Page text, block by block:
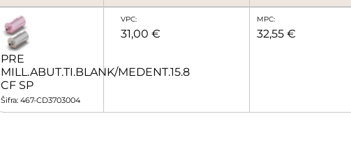
PRE
MILL.ABUT.TI.BLANK/MEDENT.15.8
CF SP
Šifra: 467-CD3703004
VPC:
31,00 €
MPC:
32,55 €